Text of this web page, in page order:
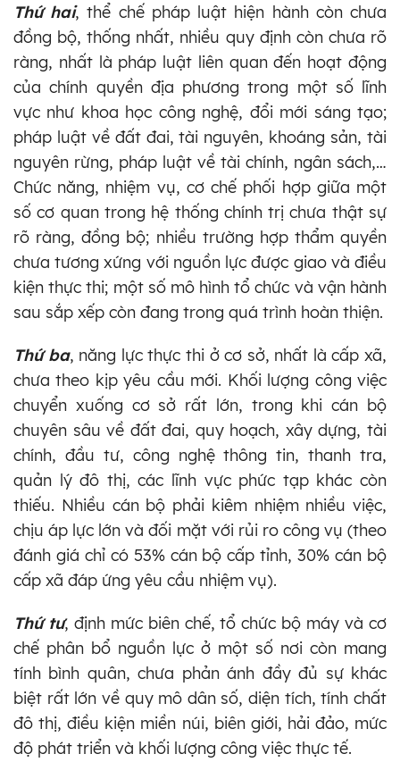
Thứ hai, thể chế pháp luật hiện hành còn chưa
đồng bộ, thống nhất, nhiều quy định còn chưa rõ
ràng, nhất là pháp luật liên quan đến hoạt động
của chính quyền địa phương trong một số lĩnh
vực như khoa học công nghệ, đổi mới sáng tạo;
pháp luật về đất đai, tài nguyên, khoáng sản, tài
nguyên rừng, pháp luật về tài chính, ngân sách,…
Chức năng, nhiệm vụ, cơ chế phối hợp giữa một
số cơ quan trong hệ thống chính trị chưa thật sự
rõ ràng, đồng bộ; nhiều trường hợp thẩm quyền
chưa tương xứng với nguồn lực được giao và điều
kiện thực thi; một số mô hình tổ chức và vận hành
sau sắp xếp còn đang trong quá trình hoàn thiện.
Thứ ba, năng lực thực thi ở cơ sở, nhất là cấp xã,
chưa theo kịp yêu cầu mới. Khối lượng công việc
chuyển xuống cơ sở rất lớn, trong khi cán bộ
chuyên sâu về đất đai, quy hoạch, xây dựng, tài
chính, đầu tư, công nghệ thông tin, thanh tra,
quản lý đô thị, các lĩnh vực phức tạp khác còn
thiếu. Nhiều cán bộ phải kiêm nhiệm nhiều việc,
chịu áp lực lớn và đối mặt với rủi ro công vụ (theo
đánh giá chỉ có 53% cán bộ cấp tỉnh, 30% cán bộ
cấp xã đáp ứng yêu cầu nhiệm vụ).
Thứ tư, định mức biên chế, tổ chức bộ máy và cơ
chế phân bổ nguồn lực ở một số nơi còn mang
tính bình quân, chưa phản ánh đầy đủ sự khác
biệt rất lớn về quy mô dân số, diện tích, tính chất
đô thị, điều kiện miền núi, biên giới, hải đảo, mức
độ phát triển và khối lượng công việc thực tế.